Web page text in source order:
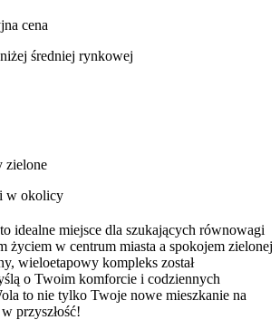
cena
średniej rynkowej
zielone
w okolicy
idealne miejsce dla szukających równowagi
życiem w centrum miasta a spokojem zielonej
wieloetapowy kompleks został
o Twoim komforcie i codziennych
to nie tylko Twoje nowe mieszkanie na
przyszłość!